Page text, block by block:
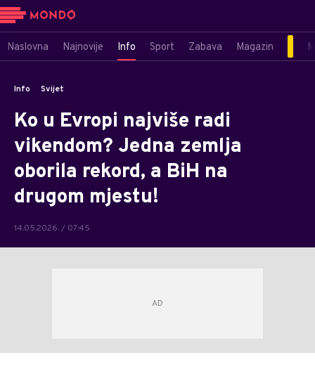
Naslovna Najnovije Info Sport Zabava Magazin
Info Svijet
Ko u Evropi najviše radi
vikendom? Jedna zemlja
oborila rekord, a BiH na
drugom mjestu!
14.05.2026. / 07:45